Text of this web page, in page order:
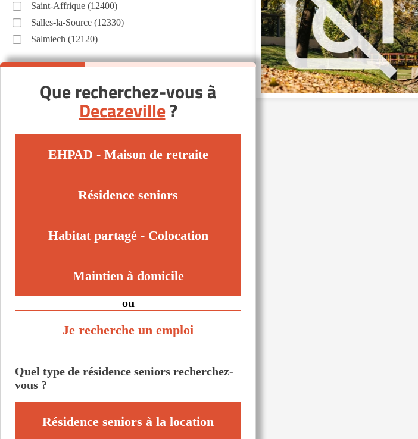
Saint-Affrique (12400)
Salles-la-Source (12330)
Salmiech (12120)
Que recherchez-vous à
Decazeville?
EHPAD - Maison de retraite
Résidence seniors
Habitat partagé - Colocation
Maintien à domicile
ou
Je recherche un emploi
Quel type de résidence seniors recherchez-
vous ?
Résidence seniors à la location